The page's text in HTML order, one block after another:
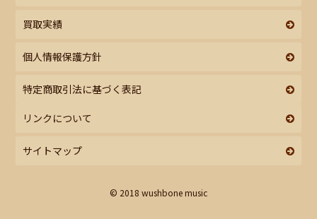
買取実績
個人情報保護方針
特定商取引法に基づく表記
リンクについて
サイトマップ
© 2018 wushbone music